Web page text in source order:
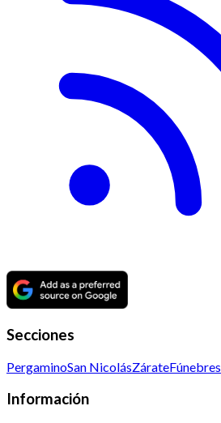
Secciones
PergaminoSan NicolásZárateFúnebres
Información